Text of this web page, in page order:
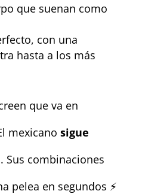
que suenan como
con una
hasta a los más
que va en
mexicano sigue
. Sus combinaciones
pelea en segundos ⚡